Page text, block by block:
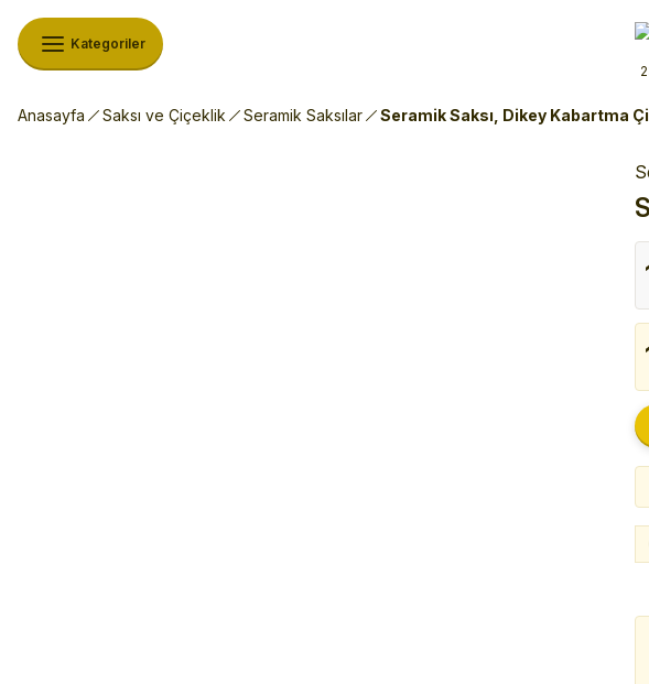
Kategoriler
Anasayfa Saksı ve Çiçeklik Seramik Saksılar Seramik Saksı, Dikey Kabartma